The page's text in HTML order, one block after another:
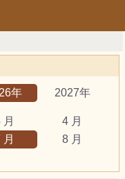
年 2027年
月
4 月
月
8 月